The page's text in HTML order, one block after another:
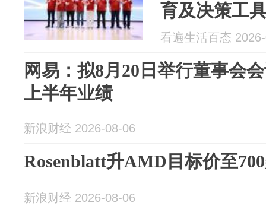
育及决策工
看遍生活百态
网易：拟8月20日举行董事会
上半年业绩
新浪财经 2026-08-06
Rosenblatt升AMD目标价至
新浪财经 2026-08-06